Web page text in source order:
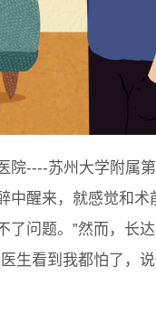
院----苏州大学附属
中醒来，就感觉和
了问题。”然而，长
生看到我都怕了，